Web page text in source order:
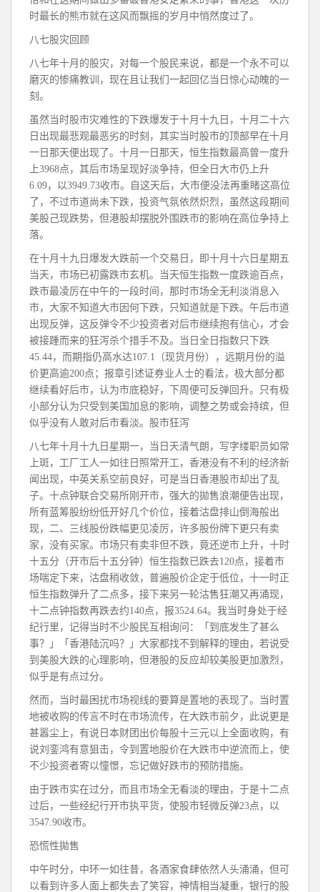
时最长的熊市就在这风而飘摇的岁月中悄然度过了。
八七股灾回顾
八七年十月的股灾，对每一个股民来说，都是一个永不可以
磨灭的惨痛教训，现在且让我们一起回亿当日惊心动魄的一
刻。
虽然当时股市灾难性的下跌爆发于十月十九日，十月二十六
日出现最悲观最恶劣的时刻，其实当时股市的顶部早在十月
一日那天便出现了。十月一日那天，恒生指数最高曾一度升
上3968点，其后市场呈现好淡争持，但全日大市仍上升
6.09，以3949.73收市。自这天后，大市便没法再重睹这高位
了，不过市道尚未下跌，投资气氛依然炽烈，虽然这段期间
美股己现跌势，但港股却摆脱外围跌市的影响在高位争持上
落。
在十月十九日爆发大跌前一个交易日，即十月十六日星期五
当天，市场已初露跌市玄机。当天恒生指数一度跌逾百点，
跌市最凌厉在中午的一段时间，那时市场全无利淡消息入
市，大家不知道大市因何下跌，只知道就是下跌。午后市道
出现反弹，这反弹令不少投资者对后市继续抱有信心，才会
被接踵而来的狂泻杀个措手不及。当日全日指数只下跌
45.44，而期指仍高水达107.1（现货月份），远期月份的溢
价更高逾200点；报章引述证券业人士的看法，极大部分都
继续看好后市，认为市底稳好，下周便可反弹回升。只有极
小部分认为只受到美国加息的影响，调整之势或会持缤，但
似乎没有人敢对后市看淡。股市狂泻
八七年十月十九日星期一，当日天清气朗，写字缕职员如常
上斑，工厂工人一如往日照常开工，香港没有不利的经济新
闻出现，中英关系空前良好，可是当日香港股市却出了乱
子。十点钟联合交易所刚开市，强大的拋售浪潮便告出现，
所有蓝筹股纷纷低开好几个价位，接着沽盘排山倒海般出
现，二、三线股份跌幅更见凌厉，许多股份牌下更只有卖
家，没有买家。市场只有卖非但不跌，竟还逆市上升，十时
十五分（开市后十五分钟）恒生指数已跌去120点，接着市
场喘定下来，沽盘稍收敛，普遍股价企定于低位，十一时正
恒生指数弹升了二点多，接下来另一轮沽售狂潮又再涌现，
十二点钟指数再跌去约140点，报3524.64。我当时身处于经
纪行里，记得当时不少股民互相询问：「到底发生了甚么
事？」「香港陆沉吗？」大家都找不到解释的理由，若说受
到美股大跌的心理影响，但港股的反应却较美股更加激烈，
似乎是有点过分。
然而，当时最困扰市场视线的要算是置地的表现了。当时置
地被收购的传言不时在市场流传，在大跌市前夕，此说更是
甚嚣尘上，有说日本财团出价每股十三元以上全面收购，有
说刘銮鸿有意狙击，令到置地股价在大跌市中逆流而上，使
不少投资者寄以憧憬，忘记做好跌市的预防措施。
由于跌市实在过分，而且市场全无看淡的理由，于是十二点
过后，一些经纪行开市执平货，使股市轻微反弹23点，以
3547.90收市。
恐慌性拋售
中午时分，中环一如往昔，各酒家食肆依然人头涌涌，但可
以看到许多人面上都失去了笑容，神情相当凝重，银行的股